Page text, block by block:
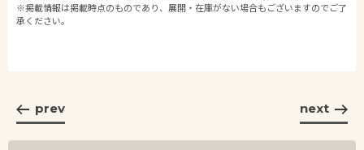
※掲載情報は掲載時点のものであり、展開・在庫がない場合もございますのでご了
承ください。
prev next